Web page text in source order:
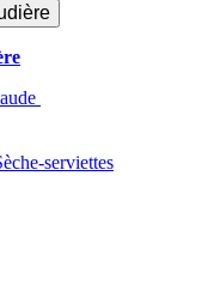
serviettes